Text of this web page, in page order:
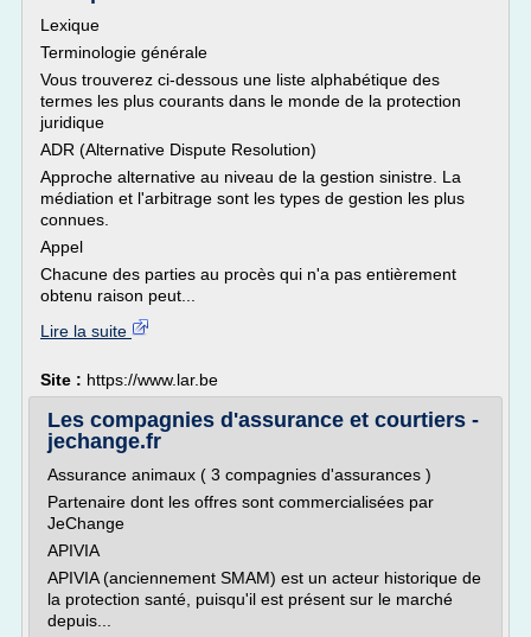
Lexique
Terminologie générale
Vous trouverez ci-dessous une liste alphabétique des
termes les plus courants dans le monde de la protection
juridique
ADR (Alternative Dispute Resolution)
Approche alternative au niveau de la gestion sinistre. La
médiation et l'arbitrage sont les types de gestion les plus
connues.
Appel
Chacune des parties au procès qui n'a pas entièrement
obtenu raison peut...
Lire la suite
Site : https://www.lar.be
Les compagnies d'assurance et courtiers -
jechange.fr
Assurance animaux ( 3 compagnies d'assurances )
Partenaire dont les offres sont commercialisées par
JeChange
APIVIA
APIVIA (anciennement SMAM) est un acteur historique de
la protection santé, puisqu'il est présent sur le marché
depuis...